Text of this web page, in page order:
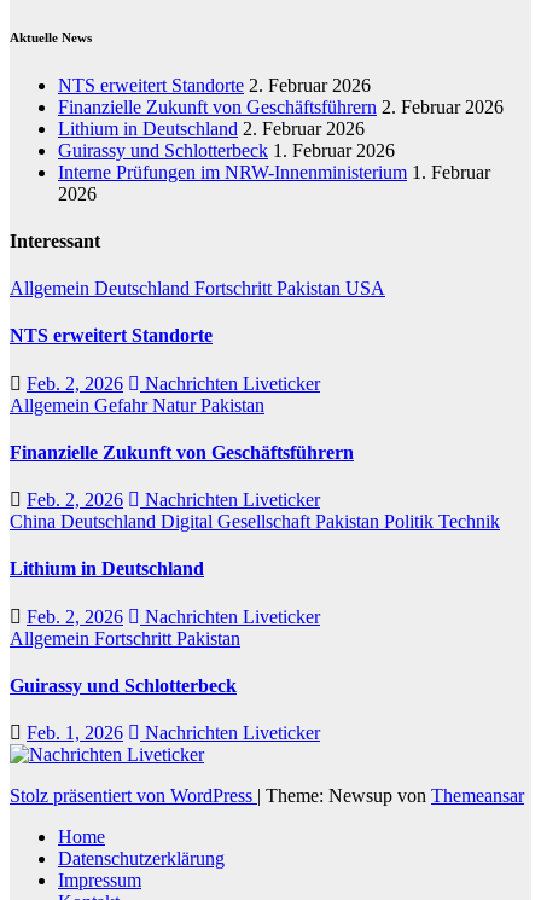
Aktuelle News
NTS erweitert Standorte 2. Februar 2026
Finanzielle Zukunft von Geschäftsführern 2. Februar 2026
Lithium in Deutschland 2. Februar 2026
Guirassy und Schlotterbeck 1. Februar 2026
Interne Prüfungen im NRW-Innenministerium 1. Februar
2026
Interessant
Allgemein Deutschland Fortschritt Pakistan USA
NTS erweitert Standorte
Feb. 2, 2026
Nachrichten Liveticker
Allgemein GefahrNaturPakistan
Finanzielle Zukunft von Geschäftsführern
Feb. 2, 2026
Nachrichten Liveticker
China Deutschland Digital Gesellschaft Pakistan Politik Technik
Lithium in Deutschland
Feb. 2, 2026
Nachrichten Liveticker
Allgemein Fortschritt Pakistan
Guirassy und Schlotterbeck
Feb. 1, 2026 Nachrichten Liveticker
Stolz präsentiert von WordPress | Theme: Newsup von Themeansar
Home
Datenschutzerklärung
Impressum